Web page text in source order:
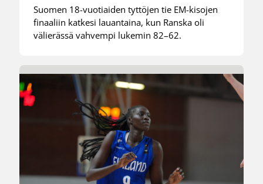
Suomen 18-vuotiaiden tyttöjen tie EM-kisojen
finaaliin katkesi lauantaina, kun Ranska oli
välierässä vahvempi lukemin 82–62.